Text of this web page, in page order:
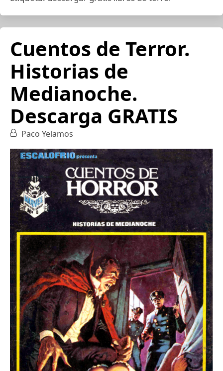
Cuentos de Terror.
Historias de
Medianoche.
Descarga GRATIS
Paco Yelamos